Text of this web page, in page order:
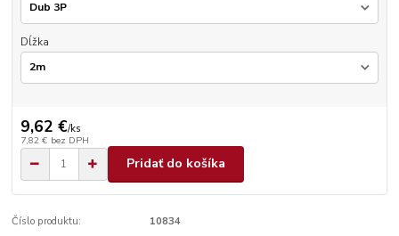
Dĺžka
9,62 €/ks
7,82 € bez DPH
Pridať do košíka
Číslo produktu: 10834